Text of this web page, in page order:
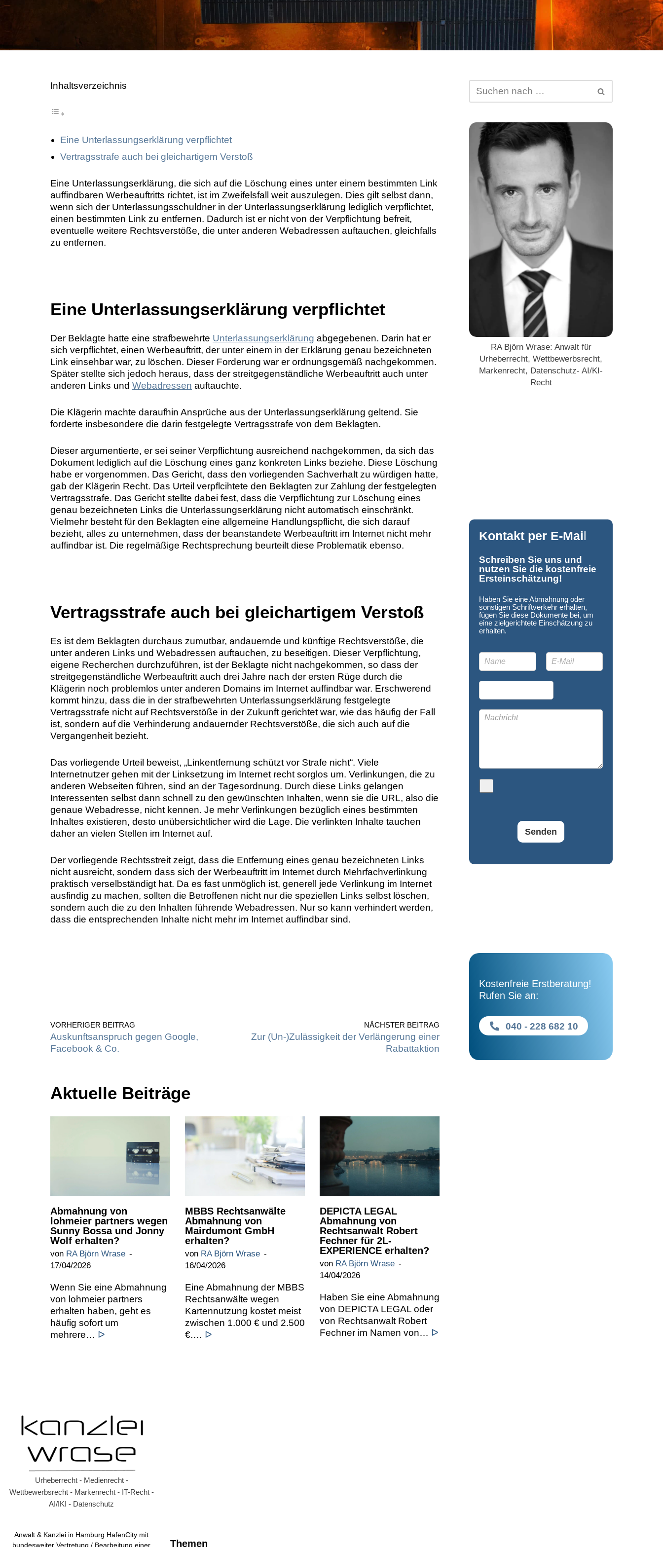
CBH Rechtsanwälte
Ansprüchen
Schufa-Eintrag
Inhaltsverzeichnis
Eine Unterlassungserklärung verpflichtet
Vertragsstrafe auch bei gleichartigem Verstoß
Eine Unterlassungserklärung, die sich auf die Löschung eines unter einem bestimmten Link
auffindbaren Werbeauftritts richtet, ist im Zweifelsfall weit auszulegen. Dies gilt selbst dann,
wenn sich der Unterlassungsschuldner in der Unterlassungserklärung lediglich verpflichtet,
einen bestimmten Link zu entfernen. Dadurch ist er nicht von der Verpflichtung befreit,
eventuelle weitere Rechtsverstöße, die unter anderen Webadressen auftauchen, gleichfalls
zu entfernen.
Eine Unterlassungserklärung verpflichtet
Der Beklagte hatte eine strafbewehrte Unterlassungserklärung abgegebenen. Darin hat er
sich verpflichtet, einen Werbeauftritt, der unter einem in der Erklärung genau bezeichneten
Link einsehbar war, zu löschen. Dieser Forderung war er ordnungsgemäß nachgekommen.
Später stellte sich jedoch heraus, dass der streitgegenständliche Werbeauftritt auch unter
anderen Links und Webadressen auftauchte.
Die Klägerin machte daraufhin Ansprüche aus der Unterlassungserklärung geltend. Sie
forderte insbesondere die darin festgelegte Vertragsstrafe von dem Beklagten.
Dieser argumentierte, er sei seiner Verpflichtung ausreichend nachgekommen, da sich das
Dokument lediglich auf die Löschung eines ganz konkreten Links beziehe. Diese Löschung
habe er vorgenommen. Das Gericht, dass den vorliegenden Sachverhalt zu würdigen hatte,
gab der Klägerin Recht. Das Urteil verpflcihtete den Beklagten zur Zahlung der festgelegten
Vertragsstrafe. Das Gericht stellte dabei fest, dass die Verpflichtung zur Löschung eines
genau bezeichneten Links die Unterlassungserklärung nicht automatisch einschränkt.
Vielmehr besteht für den Beklagten eine allgemeine Handlungspflicht, die sich darauf
bezieht, alles zu unternehmen, dass der beanstandete Werbeauftritt im Internet nicht mehr
auffindbar ist. Die regelmäßige Rechtsprechung beurteilt diese Problematik ebenso.
Vertragsstrafe auch bei gleichartigem Verstoß
Es ist dem Beklagten durchaus zumutbar, andauernde und künftige Rechtsverstöße, die
unter anderen Links und Webadressen auftauchen, zu beseitigen. Dieser Verpflichtung,
eigene Recherchen durchzuführen, ist der Beklagte nicht nachgekommen, so dass der
streitgegenständliche Werbeauftritt auch drei Jahre nach der ersten Rüge durch die
Klägerin noch problemlos unter anderen Domains im Internet auffindbar war. Erschwerend
kommt hinzu, dass die in der strafbewehrten Unterlassungserklärung festgelegte
Vertragsstrafe nicht auf Rechtsverstöße in der Zukunft gerichtet war, wie das häufig der Fall
ist, sondern auf die Verhinderung andauernder Rechtsverstöße, die sich auch auf die
Vergangenheit bezieht.
Das vorliegende Urteil beweist, „Linkentfernung schützt vor Strafe nicht“. Viele
Internetnutzer gehen mit der Linksetzung im Internet recht sorglos um. Verlinkungen, die zu
anderen Webseiten führen, sind an der Tagesordnung. Durch diese Links gelangen
Interessenten selbst dann schnell zu den gewünschten Inhalten, wenn sie die URL, also die
genaue Webadresse, nicht kennen. Je mehr Verlinkungen bezüglich eines bestimmten
Inhaltes existieren, desto unübersichtlicher wird die Lage. Die verlinkten Inhalte tauchen
daher an vielen Stellen im Internet auf.
Der vorliegende Rechtsstreit zeigt, dass die Entfernung eines genau bezeichneten Links
nicht ausreicht, sondern dass sich der Werbeauftritt im Internet durch Mehrfachverlinkung
praktisch verselbständigt hat. Da es fast unmöglich ist, generell jede Verlinkung im Internet
ausfindig zu machen, sollten die Betroffenen nicht nur die speziellen Links selbst löschen,
sondern auch die zu den Inhalten führende Webadressen. Nur so kann verhindert werden,
dass die entsprechenden Inhalte nicht mehr im Internet auffindbar sind.
VORHERIGER BEITRAG
Auskunftsanspruch gegen Google,
Facebook & Co.
NÄCHSTER BEITRAG
Zur (Un-)Zulässigkeit der Verlängerung einer
Rabattaktion
Aktuelle Beiträge
Abmahnung von
lohmeier partners wegen
Sunny Bossa und Jonny
Wolf erhalten?
von RA Björn Wrase
17/04/2026
Wenn Sie eine Abmahnung
von lohmeier partners
erhalten haben, geht es
häufig sofort um
mehrere… ᐅ
MBBS Rechtsanwälte
Abmahnung von
Mairdumont GmbH
erhalten?
von RA Björn Wrase
16/04/2026
Eine Abmahnung der MBBS
Rechtsanwälte wegen
Kartennutzung kostet meist
zwischen 1.000 € und 2.500
€.… ᐅ
DEPICTA LEGAL
Abmahnung von
Rechtsanwalt Robert
Fechner für 2L-
EXPERIENCE erhalten?
von RA Björn Wrase
14/04/2026
Haben Sie eine Abmahnung
von DEPICTA LEGAL oder
von Rechtsanwalt Robert
Fechner im Namen von… ᐅ
RA Björn Wrase: Anwalt für
Urheberrecht, Wettbewerbsrecht,
Markenrecht, Datenschutz- AI/KI-
Recht
Kontakt per E-Mail
Schreiben Sie uns und
nutzen Sie die kostenfreie
Ersteinschätzung!
Haben Sie eine Abmahnung oder
sonstigen Schriftverkehr erhalten,
fügen Sie diese Dokumente bei, um
eine zielgerichtete Einschätzung zu
erhalten.
Senden
Kostenfreie Erstberatung!
Rufen Sie an:
040 - 228 682 10
Urheberrecht - Medienrecht -
Wettbewerbsrecht - Markenrecht - IT-Recht -
AI/IKI - Datenschutz
Anwalt & Kanzlei in Hamburg HafenCity mit
bundesweiter Vertretung / Bearbeitung einer
Themen